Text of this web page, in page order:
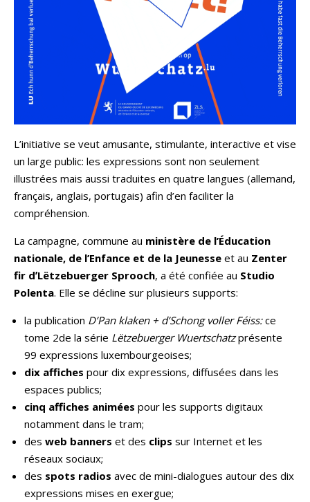
L’initiative se veut amusante, stimulante, interactive et vise
un large public: les expressions sont non seulement
illustrées mais aussi traduites en quatre langues (allemand,
français, anglais, portugais) afin d’en faciliter la
compréhension.
La campagne, commune au ministère de l’Éducation
nationale, de l’Enfance et de la Jeunesse et au Zenter
fir dʼLëtzebuerger Sprooch, a été confiée au Studio
Polenta. Elle se décline sur plusieurs supports:
la publication DʼPan klaken + dʼSchong voller Féiss:ce
tome 2de la série Lëtzebuerger Wuertschatzprésente
99 expressions luxembourgeoises;
dix affiches pour dix expressions, diffusées dans les
espaces publics;
cinq affiches animées pour les supports digitaux
notamment dans le tram;
des web banners et des clips sur Internet et les
réseaux sociaux;
des spots radios avec de mini-dialogues autour des dix
expressions mises en exergue;